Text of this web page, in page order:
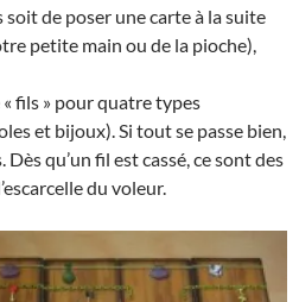
de poser une carte à la suite
petite main ou de la pioche),
fils » pour quatre types
et bijoux). Si tout se passe bien,
qu’un fil est cassé, ce sont des
du voleur.